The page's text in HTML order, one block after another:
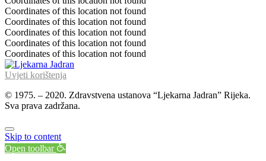
Coordinates of this location not found
Coordinates of this location not found
Coordinates of this location not found
Coordinates of this location not found
Coordinates of this location not found
Uvjeti korištenja
© 1975. – 2020. Zdravstvena ustanova “Ljekarna Jadran” Rijeka.
Sva prava zadržana.
Skip to content
Open toolbar